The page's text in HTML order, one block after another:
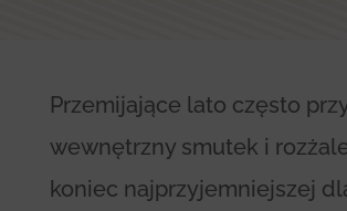
Przemijające lato często
wewnętrzny smutek i
koniec najprzyjemniejszej